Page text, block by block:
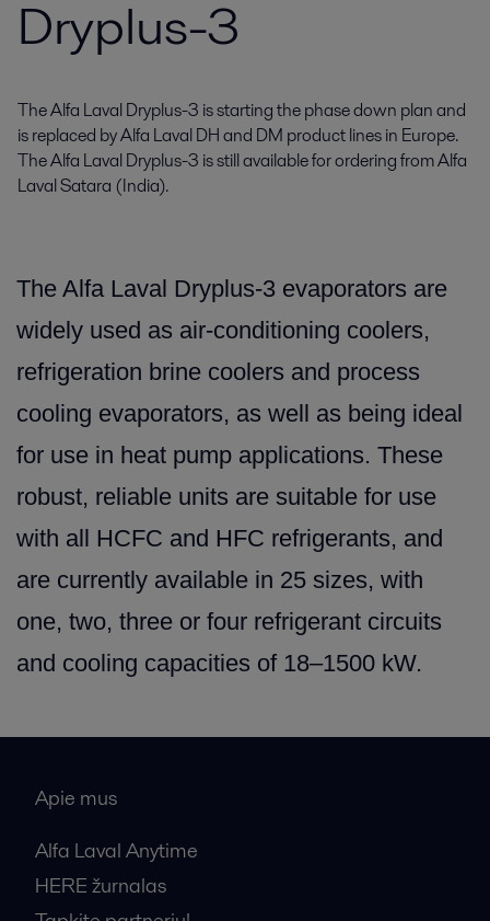
Dryplus-3
The Alfa Laval Dryplus-3 is starting the phase down plan and
is replaced by Alfa Laval DH and DM product lines in Europe.
The Alfa Laval Dryplus-3 is still available for ordering from Alfa
Laval Satara (India).
The Alfa Laval Dryplus-3 evaporators are
widely used as air-conditioning coolers,
refrigeration brine coolers and process
cooling evaporators, as well as being ideal
for use in heat pump applications. These
robust, reliable units are suitable for use
with all HCFC and HFC refrigerants, and
are currently available in 25 sizes, with
one, two, three or four refrigerant circuits
and cooling capacities of 18–1500 kW.
Apie mus
Alfa Laval Anytime
HERE žurnalas